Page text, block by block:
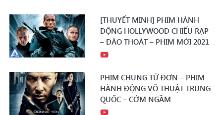
[THUYẾT MINH] PHIM HÀNH
ĐỘNG HOLLYWOOD CHIẾU RẠP
– ĐÀO THOÁT – PHIM MỚI 2021
PHIM CHUNG TỬ ĐƠN – PHIM
HÀNH ĐỘNG VÕ THUẬT TRUNG
QUỐC – CỚM NGẦM